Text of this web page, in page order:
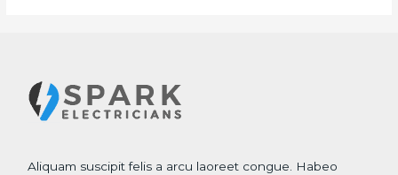
Aliquam suscipit felis a arcu laoreet congue. Habeo